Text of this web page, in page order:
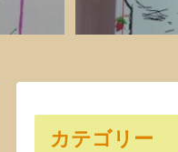
カテゴリー